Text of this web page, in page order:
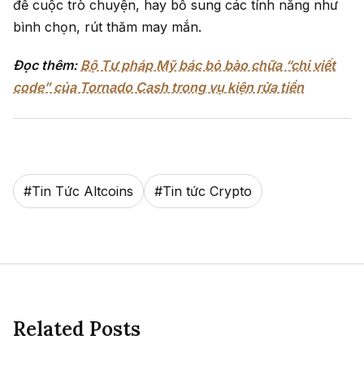
đề cuộc trò chuyện, hay bổ sung các tính năng như
bình chọn, rút thăm may mắn.
Đọc thêm: Bộ Tư pháp Mỹ bác bỏ bào chữa “chỉ viết
code” của Tornado Cash trong vụ kiện rửa tiền
#Tin Tức Altcoins #Tin tức Crypto
Related Posts